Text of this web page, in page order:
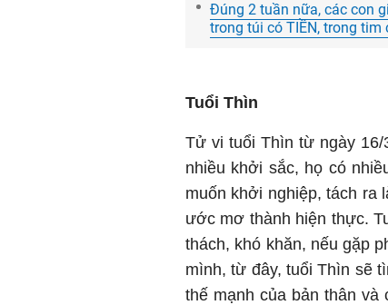
Đúng 2 tuần nữa, các con
trong túi có TIỀN, trong tim
Tuổi Thìn
Tử vi tuổi Thìn từ ngày
nhiều khởi sắc, họ có
muốn khởi nghiệp, tách ra
ước mơ thành hiện thực.
thách, khó khăn, nếu gặp
mình, từ đây, tuổi Thìn sẽ
thế mạnh của bản thân